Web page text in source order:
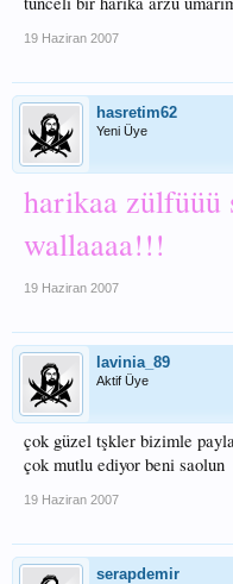
19 Haziran 2007
hasretim62
Yeni Üye
harikaa zülfüüü
wallaaaa!!!
19 Haziran 2007
lavinia_89
Aktif Üye
çok güzel tşkler bizimle
çok mutlu ediyor beni saolun
19 Haziran 2007
serapdemir